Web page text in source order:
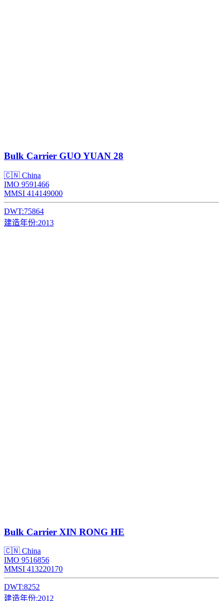
Bulk Carrier GUO YUAN 28
🇨🇳 China
IMO 9591466
MMSI 414149000
DWT:75864
建造年份:2013
Bulk Carrier XIN RONG HE
🇨🇳 China
IMO 9516856
MMSI 413220170
DWT:8252
建造年份:2012